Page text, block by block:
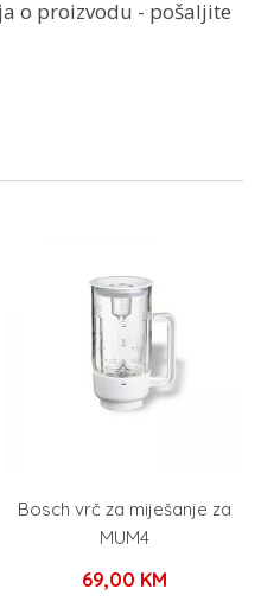
o proizvodu - pošaljite
Bosch vrč za miješanje za
MUM4
69,00 KM